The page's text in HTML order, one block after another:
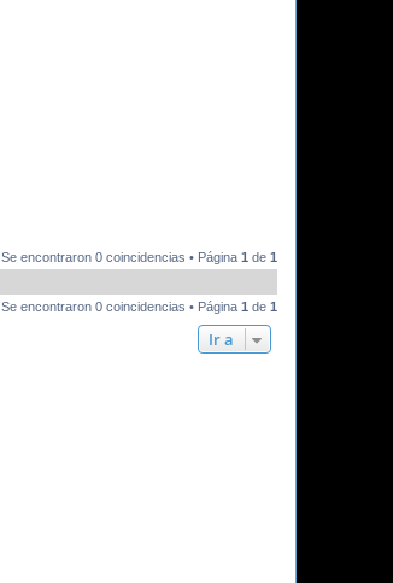
Se encontraron 0 coincidencias • Página 1 de 1
Se encontraron 0 coincidencias • Página 1 de 1
Ir a